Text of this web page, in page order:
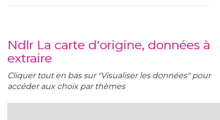
Ndlr La carte d'origine, données à
extraire
Cliquer tout en bas sur "Visualiser les données" pour
accéder aux choix par thèmes